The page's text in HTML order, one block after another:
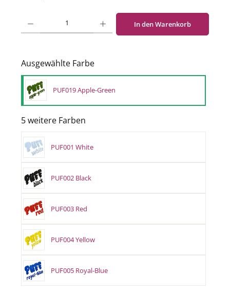
Produkt Anzahl: Gib den gewünschten Wert ein oder benutze die Schaltflächen um
In den Warenkorb
Ausgewählte Farbe
PUF019 Apple-Green
5 weitere Farben
PUF001 White
PUF002 Black
PUF003 Red
PUF004 Yellow
PUF005 Royal-Blue